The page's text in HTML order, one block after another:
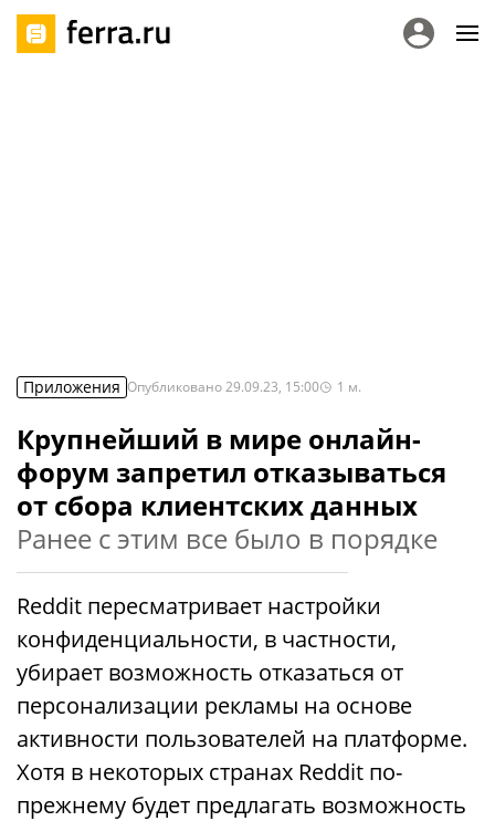
Приложения Опубликовано29.09.23, 15:00 1 м.
Крупнейший в мире онлайн-
форум запретил отказываться
от сбора клиентских данных
Ранее с этим все было в порядке
Reddit пересматривает настройки
конфиденциальности, в частности,
убирает возможность отказаться от
персонализации рекламы на основе
активности пользователей на платформе.
Хотя в некоторых странах Reddit по-
прежнему будет предлагать возможность